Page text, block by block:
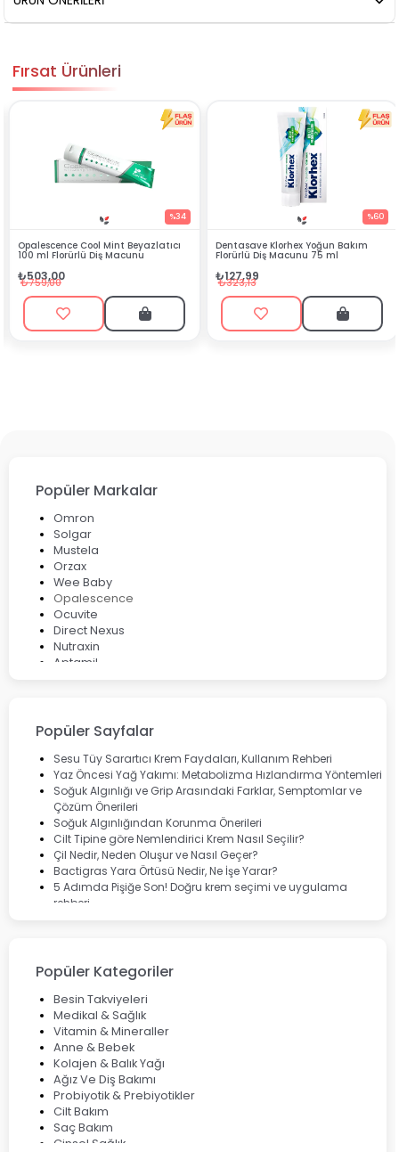
Fırsat Ürünleri
Dentasave Klorhex Yoğun Bakım
Florürlü Diş Macunu 75 ml
Black Berry Bitkisel Sprey 25
Popüler Markalar
Omron
Solgar
Mustela
Orzax
Wee Baby
Opalescence
Ocuvite
Direct Nexus
Nutraxin
Aptamil
Lansinoh
Cebrolux
Dermoskin
Marvis
Rcfarma
Popüler Sayfalar
Sesu Tüy Sarartıcı Krem Faydaları, Kullanım Rehberi
Yaz Öncesi Yağ Yakımı: Metabolizma Hızlandırma Yöntemleri
Soğuk Algınlığı ve Grip Arasındaki Farklar, Semptomlar ve
Çözüm Önerileri
Soğuk Algınlığından Korunma Önerileri
Cilt Tipine göre Nemlendirici Krem Nasıl Seçilir?
Çil Nedir, Neden Oluşur ve Nasıl Geçer?
Bactigras Yara Örtüsü Nedir, Ne İşe Yarar?
5 Adımda Pişiğe Son! Doğru krem seçimi ve uygulama
rehberi
Çözüm Yolları
Bocavirüs Enfeksiyonu Hakkında Bilmeniz Gerekenler
Deep Flex Topraklama Matı Nedir? Detaylı Rehber
Mumiyo Nedir? Faydaları ve Kullanım Alanları Nelerdir?
Popüler Kategoriler
Besin Takviyeleri
Medikal & Sağlık
Vitamin & Mineraller
Anne & Bebek
Kolajen & Balık Yağı
Ağız Ve Diş Bakımı
Probiyotik & Prebiyotikler
Cilt Bakım
Saç Bakım
Cinsel Sağlık